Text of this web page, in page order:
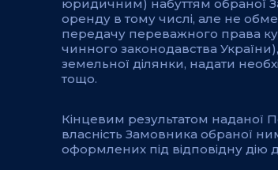
юридичним) набуттям обраної
оренду в тому числі, але не
передачу переважного права
чинного законодавства
земельної ділянки, надати
тощо.
Кінцевим результатом наданої
власність Замовника обраної
оформлених під відповідну дію